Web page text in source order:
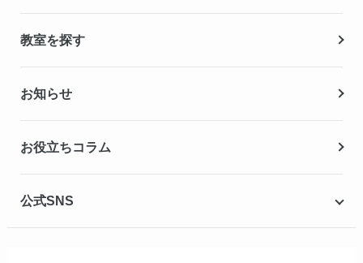
高校生の個別指導コース
冬期講習
教室を探す
お知らせ
お役立ちコラム
公式SNS